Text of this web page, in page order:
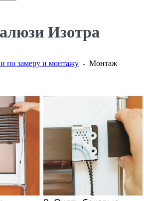
Изотра
по замеру и монтажу - Монтаж